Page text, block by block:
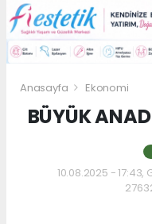
Anasayfa Ekonomi
BÜYÜK
10.08.2025 - 17:43,